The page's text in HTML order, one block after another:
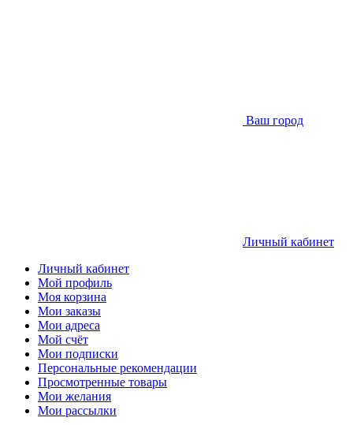
Ваш город
Личный кабинет
Личный кабинет
Мой профиль
Моя корзина
Мои заказы
Мои адреса
Мой счёт
Мои подписки
Персональные рекомендации
Просмотренные товары
Мои желания
Мои рассылки